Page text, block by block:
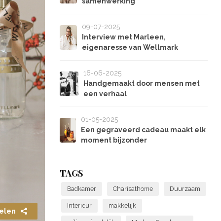
09-07-2025
Interview met Marleen,
eigenaresse van Wellmark
16-06-2025
Handgemaakt door mensen met
een verhaal
01-05-2025
Een gegraveerd cadeau maakt elk
moment bijzonder
TAGS
Badkamer Charisathome Duurzaam
Interieur makkelijk